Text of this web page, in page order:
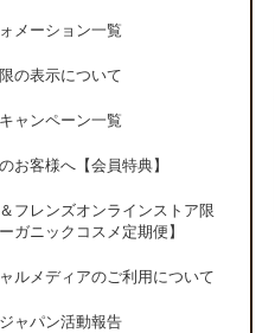
メーション一覧
の表示について
ャンペーン一覧
お客様へ【会員特典】
フレンズオンラインストア限
ガニックコスメ定期便】
ルメディアのご利用について
ャパン活動報告